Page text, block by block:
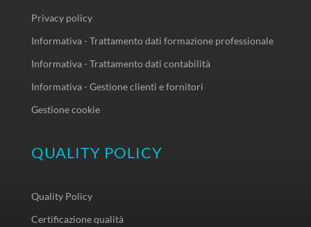
Privacy policy
Informativa - Trattamento dati formazione professionale
Informativa - Trattamento dati contabilità
Informativa - Gestione clienti e fornitori
Gestione cookie
QUALITY POLICY
Quality Policy
Certificazione qualità